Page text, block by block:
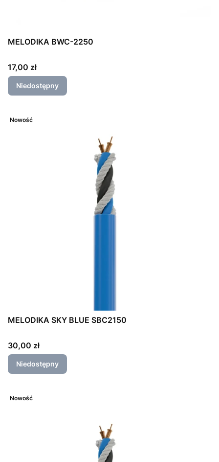
MELODIKA BWC-2250
Cena
17,00 zł
Niedostępny
Nowość
MELODIKA SKY BLUE SBC2150
Cena
30,00 zł
Niedostępny
Nowość